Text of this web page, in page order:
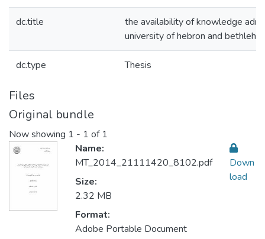
dc.title
the availability of knowledge
university of hebron and
dc.type Thesis
Files
Original bundle
Now showing 1 - 1 of 1
Name:
MT_2014_21111420_8102.pdf
Size:
2.32 MB
Format:
Adobe Portable Document
Down
load